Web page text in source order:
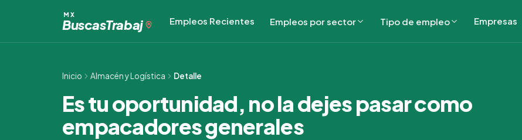
MX
BuscasTrabaj Empleos Recientes Empleos por sector Tipo de empleo Empresas
Inicio Almacén y Logística Detalle
Es tu oportunidad, no la dejes pasar como
empacadores generales